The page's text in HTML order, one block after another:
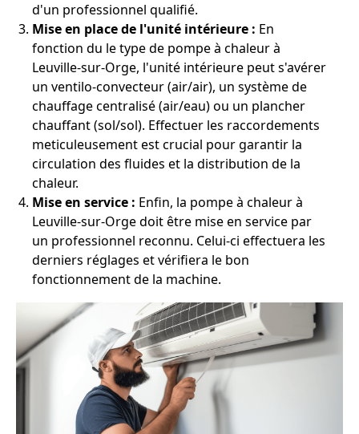
d'un professionnel qualifié.
Mise en place de l'unité intérieure : En
fonction du le type de pompe à chaleur à
Leuville-sur-Orge, l'unité intérieure peut s'avérer
un ventilo-convecteur (air/air), un système de
chauffage centralisé (air/eau) ou un plancher
chauffant (sol/sol). Effectuer les raccordements
meticuleusement est crucial pour garantir la
circulation des fluides et la distribution de la
chaleur.
Mise en service : Enfin, la pompe à chaleur à
Leuville-sur-Orge doit être mise en service par
un professionnel reconnu. Celui-ci effectuera les
derniers réglages et vérifiera le bon
fonctionnement de la machine.